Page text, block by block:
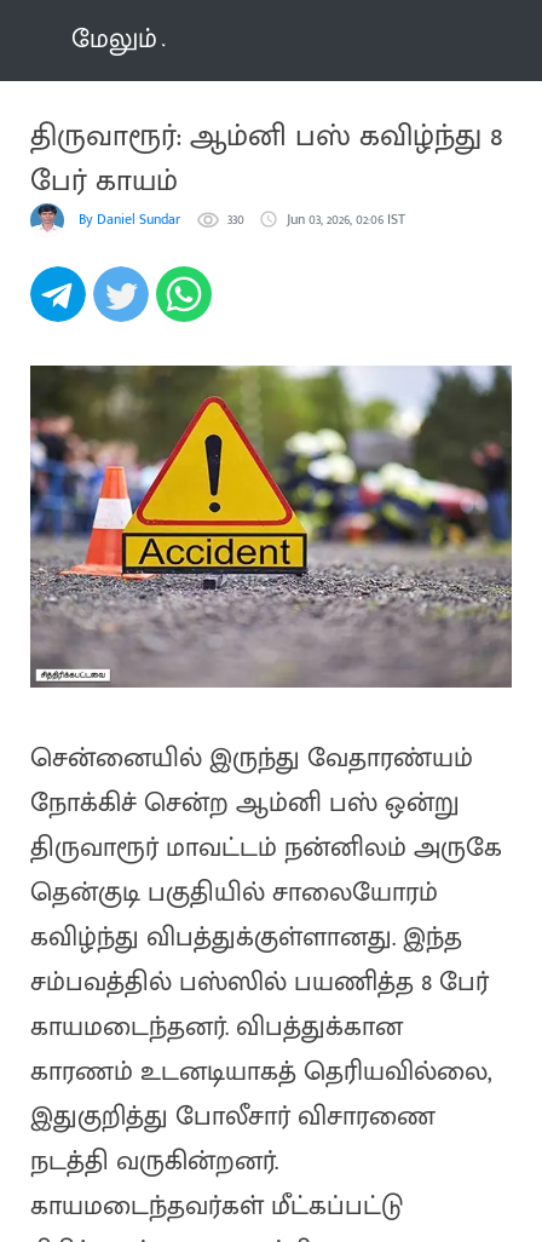
மேலும்
திருவாரூர்: ஆம்னி பஸ் கவிழ்ந்து 8
பேர் காயம்
By Daniel Sundar 330 Jun 03, 2026, 02:06 IST
சென்னையில் இருந்து வேதாரண்யம்
நோக்கிச் சென்ற ஆம்னி பஸ் ஒன்று
திருவாரூர் மாவட்டம் நன்னிலம் அருகே
தென்குடி பகுதியில் சாலையோரம்
கவிழ்ந்து விபத்துக்குள்ளானது. இந்த
சம்பவத்தில் பஸ்ஸில் பயணித்த 8 பேர்
காயமடைந்தனர். விபத்துக்கான
காரணம் உடனடியாகத் தெரியவில்லை,
இதுகுறித்து போலீசார் விசாரணை
நடத்தி வருகின்றனர்.
காயமடைந்தவர்கள் மீட்கப்பட்டு